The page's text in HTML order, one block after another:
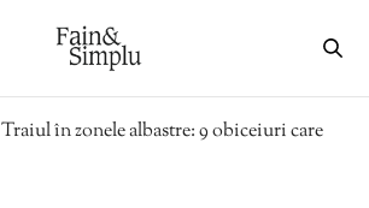
Traiul în zonele albastre: 9 obiceiuri care